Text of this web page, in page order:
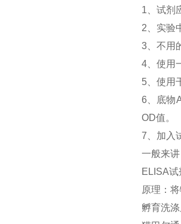
1、 试剂
2、 实验
3、 不用
4、 使用
5、 使用
6、
底物
OD值。
7、加入
一般来
ELISA
原理：
孵育洗